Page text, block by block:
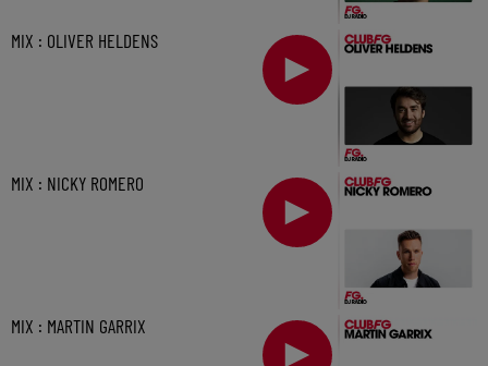
MIX : OLIVER HELDENS
MIX : NICKY ROMERO
MIX : MARTIN GARRIX